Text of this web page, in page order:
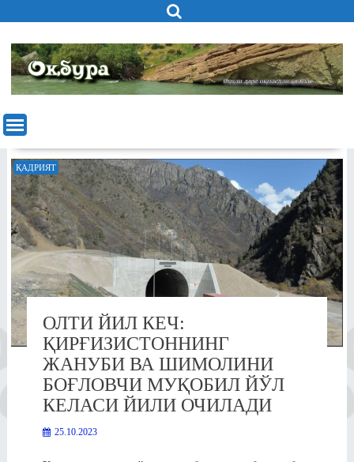
to
content
ҚАДРИЯТ
ОЛТИ ЙИЛ КЕЧ:
ҚИРҒИЗИСТОННИНГ
ЖАНУБИ ВА ШИМОЛИНИ
БОҒЛОВЧИ МУҚОБИЛ ЙЎЛ
КЕЛАСИ ЙИЛИ ОЧИЛАДИ
25.10.2023